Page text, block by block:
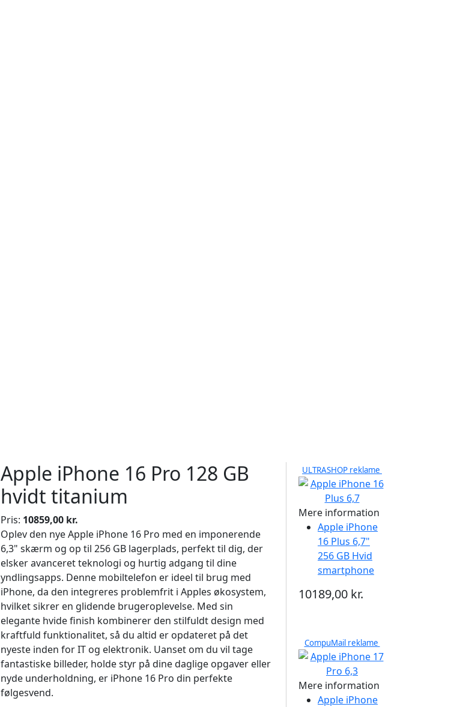
Apple iPhone 16 Pro 128 GB
hvidt titanium
Pris: 10859,00 kr.
Oplev den nye Apple iPhone 16 Pro med en imponerende
6,3" skærm og op til 256 GB lagerplads, perfekt til dig, der
elsker avanceret teknologi og hurtig adgang til dine
yndlingsapps. Denne mobiltelefon er ideel til brug med
iPhone, da den integreres problemfrit i Apples økosystem,
hvilket sikrer en glidende brugeroplevelse. Med sin
elegante hvide finish kombinerer den stilfuldt design med
kraftfuld funktionalitet, så du altid er opdateret på det
nyeste inden for IT og elektronik. Uanset om du vil tage
fantastiske billeder, holde styr på dine daglige opgaver eller
nyde underholdning, er iPhone 16 Pro din perfekte
følgesvend.
ULTRASHOP reklame
Mere information
Apple iPhone
16 Plus 6,7"
256 GB Hvid
smartphone
10189,00 kr.
CompuMail reklame
Mere information
Apple iPhone